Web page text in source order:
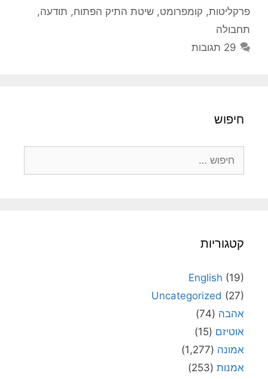
פרקליטות, קומפרומט, שיטת התיק הפתוח, תודעה,
תחבולה
29 תגובות
חיפוש
קטגוריות
English (19)
Uncategorized (27)
אהבה (74)
אוטיזם (15)
אמונה (1,277)
אמנות (253)